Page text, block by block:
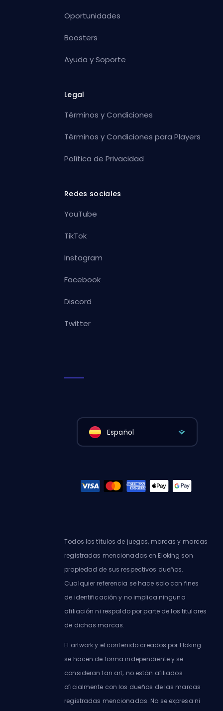
Oportunidades
Boosters
Ayuda y Soporte
Legal
Términos y Condiciones
Términos y Condiciones para Players
Política de Privacidad
Redes sociales
YouTube
TikTok
Instagram
Facebook
Discord
Twitter
Español
Todos los títulos de juegos, marcas y marcas
registradas mencionadas en Eloking son
propiedad de sus respectivos dueños.
Cualquier referencia se hace solo con fines
de identificación y no implica ninguna
afiliación ni respaldo por parte de los titulares
de dichas marcas.
El artwork y el contenido creados por Eloking
se hacen de forma independiente y se
consideran fan art; no están afiliados
oficialmente con los dueños de las marcas
registradas mencionadas. No se expresa ni